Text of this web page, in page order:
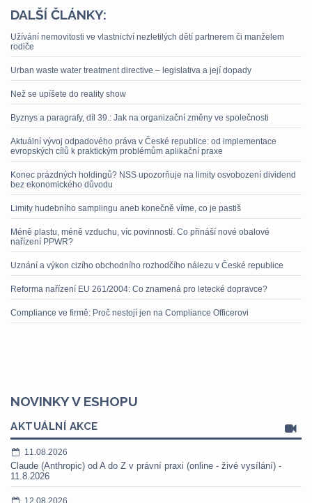
DALŠÍ ČLÁNKY:
Užívání nemovitosti ve vlastnictví nezletilých dětí partnerem či manželem
rodiče
Urban waste water treatment directive – legislativa a její dopady
Než se upíšete do reality show
Byznys a paragrafy, díl 39.: Jak na organizační změny ve společnosti
Aktuální vývoj odpadového práva v České republice: od implementace
evropských cílů k praktickým problémům aplikační praxe
Konec prázdných holdingů? NSS upozorňuje na limity osvobození dividend
bez ekonomického důvodu
Limity hudebního samplingu aneb konečně víme, co je pastiš
Méně plastu, méně vzduchu, víc povinností. Co přináší nové obalové
nařízení PPWR?
Uznání a výkon cizího obchodního rozhodčího nálezu v České republice
Reforma nařízení EU 261/2004: Co znamená pro letecké dopravce?
Compliance ve firmě: Proč nestojí jen na Compliance Officerovi
NOVINKY V ESHOPU
AKTUÁLNÍ AKCE
11.08.2026
Claude (Anthropic) od A do Z v právní praxi (online - živé vysílání) -
11.8.2026
12.08.2026